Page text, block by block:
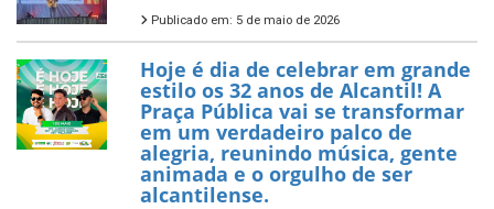
Publicado em: 5 de maio de 2026
Hoje é dia de celebrar em grande
estilo os 32 anos de Alcantil! A
Praça Pública vai se transformar
em um verdadeiro palco de
alegria, reunindo música, gente
animada e o orgulho de ser
alcantilense.